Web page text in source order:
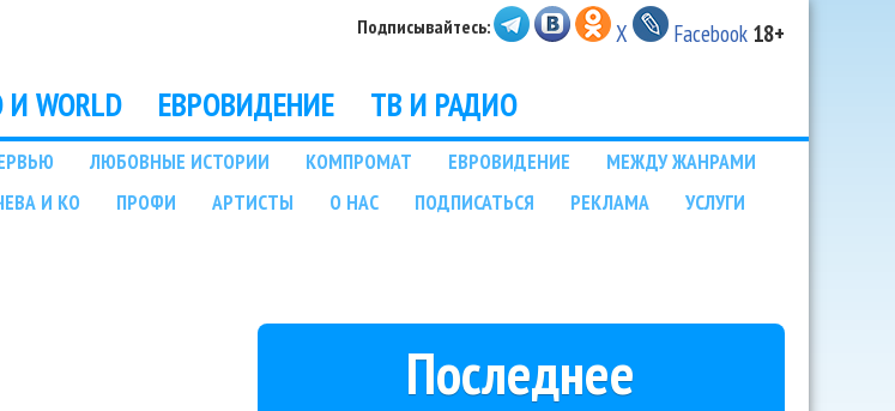
Подписывайтесь: X Facebook 18+
WORLD ЕВРОВИДЕНИЕ ТВ И РАДИО
ЛЮБОВНЫЕ ИСТОРИИ КОМПРОМАТ ЕВРОВИДЕНИЕ
МЕЖДУ ЖАНРАМИ
И КО ПРОФИ АРТИСТЫ О НАС ПОДПИСАТЬСЯ РЕКЛАМА
УСЛУГИ
Последнее